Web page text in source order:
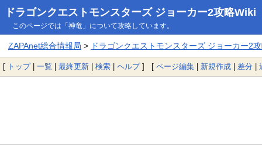
ドラゴンクエストモンスターズ ジョーカー2攻略Wiki
このページでは「神竜」について攻略しています。
ZAPAnet総合情報局 > ドラゴンクエストモンスターズ ジョーカー2
[ トップ| 一覧 | 最終更新 | 検索 | ヘルプ] [ ページ編集 | 新規作成 | 差分 |